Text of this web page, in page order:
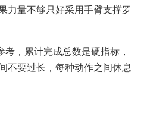
力量不够只好采用手臂支撑罗
考，累计完成总数是硬指标，
不要过长，每种动作之间休息